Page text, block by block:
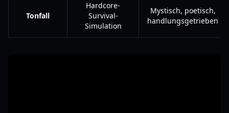
Tonfall
Hardcore-
Survival-
Simulation
Mystisch, poetisch,
handlungsgetrieben